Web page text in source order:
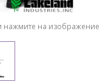
нажмите на изображение